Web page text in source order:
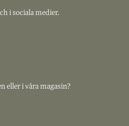
i sociala medier.
eller i våra magasin?